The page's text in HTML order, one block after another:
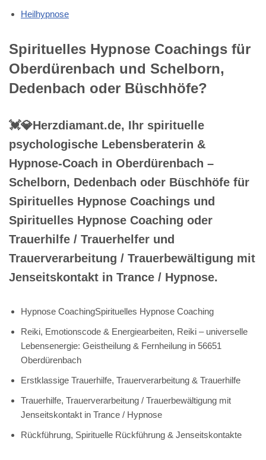
Heilhypnose
Spirituelles Hypnose Coachings für
Oberdürenbach und Schelborn,
Dedenbach oder Büschhöfe?
💓️💎Herzdiamant.de, Ihr spirituelle
psychologische Lebensberaterin &
Hypnose-Coach in Oberdürenbach –
Schelborn, Dedenbach oder Büschhöfe für
Spirituelles Hypnose Coachings und
Spirituelles Hypnose Coaching oder
Trauerhilfe / Trauerhelfer und
Trauerverarbeitung / Trauerbewältigung mit
Jenseitskontakt in Trance / Hypnose.
Hypnose CoachingSpirituelles Hypnose Coaching
Reiki, Emotionscode & Energiearbeiten, Reiki – universelle
Lebensenergie: Geistheilung & Fernheilung in 56651
Oberdürenbach
Erstklassige Trauerhilfe, Trauerverarbeitung & Trauerhilfe
Trauerhilfe, Trauerverarbeitung / Trauerbewältigung mit
Jenseitskontakt in Trance / Hypnose
Rückführung, Spirituelle Rückführung & Jenseitskontakte